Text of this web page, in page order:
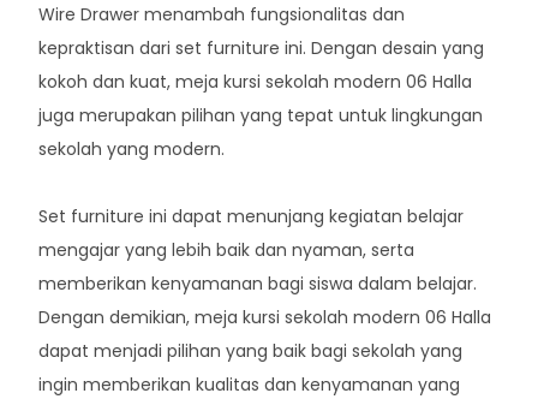
Wire Drawer menambah fungsionalitas dan
kepraktisan dari set furniture ini. Dengan desain yang
kokoh dan kuat, meja kursi sekolah modern 06 Halla
juga merupakan pilihan yang tepat untuk lingkungan
sekolah yang modern.
Set furniture ini dapat menunjang kegiatan belajar
mengajar yang lebih baik dan nyaman, serta
memberikan kenyamanan bagi siswa dalam belajar.
Dengan demikian, meja kursi sekolah modern 06 Halla
dapat menjadi pilihan yang baik bagi sekolah yang
ingin memberikan kualitas dan kenyamanan yang